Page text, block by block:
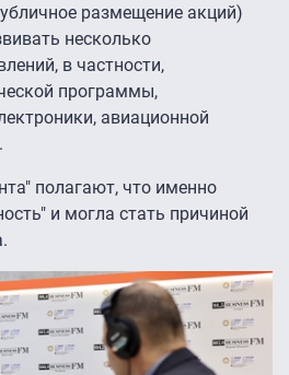
размещение акций)
несколько
в частности,
программы,
авиационной
полагают, что именно
и могла стать причиной